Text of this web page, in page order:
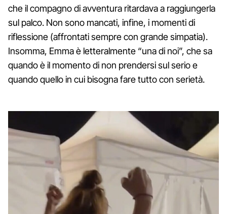
che il compagno di avventura ritardava a raggiungerla
sul palco. Non sono mancati, infine, i momenti di
riflessione (affrontati sempre con grande simpatia).
Insomma, Emma è letteralmente “una di noi”, che sa
quando è il momento di non prendersi sul serio e
quando quello in cui bisogna fare tutto con serietà.